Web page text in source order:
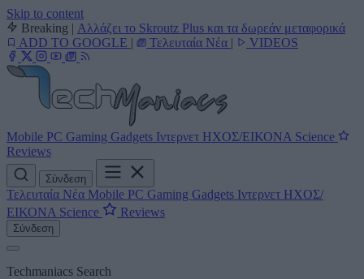
Skip to content
Breaking | Αλλάζει το Skroutz Plus και τα δωρεάν μεταφορικά
ADD TO GOOGLE | Τελευταία Νέα | VIDEOS
Mobile PC Gaming Gadgets Ιντερνετ ΗΧΟΣ/ΕΙΚΟΝΑ Science
Reviews
Σύνδεση
Τελευταία Νέα Mobile PC Gaming Gadgets Ιντερνετ ΗΧΟΣ/
ΕΙΚΟΝΑ Science Reviews
Σύνδεση
Techmaniacs Search